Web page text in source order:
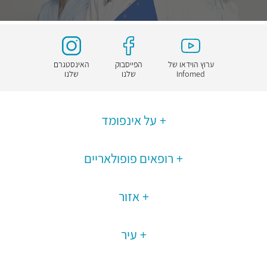
ערוץ הוידאו של
Infomed
הפייסבוק
שלנו
האינסטגרם
שלנו
על אינפומד
רופאים פופולאריים
אזור
עיר